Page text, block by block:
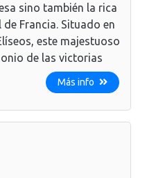
sino también la rica
Francia. Situado en
este majestuoso
de las victorias
Más info